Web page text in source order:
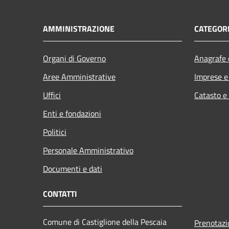
AMMINISTRAZIONE
Organi di Governo
Aree Amministrative
Uffici
Enti e fondazioni
Politici
Personale Amministrativo
Documenti e dati
Imprese
Catasto
CONTATTI
Comune di Castiglione della Pescaia